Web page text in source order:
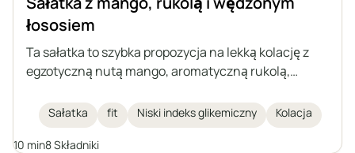
łososiem
Ta sałatka to szybka propozycja na lekką kolację z
egzotyczną nutą mango, aromatyczną rukolą,
dopełnia świeża bazylia oraz cytrynowy dressing.
Idealna dla osób dbających o zdrowie i sylwetkę.
Sałatka fit Niski indeks glikemiczny Kolacja
10 min8 Składniki